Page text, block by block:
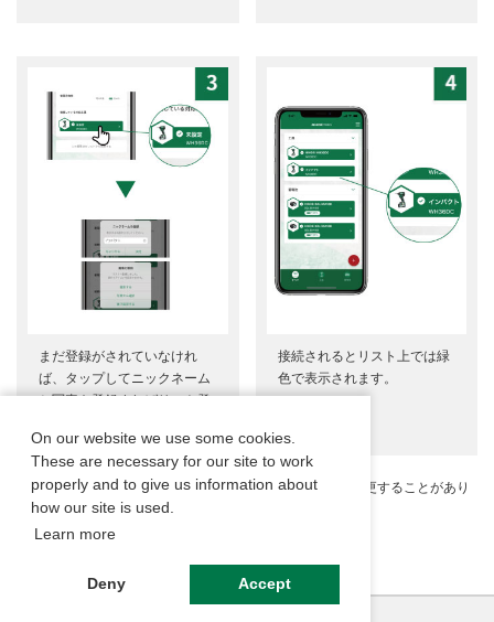
まだ登録がされていなけれ
ば、タップしてニックネーム
と写真を登録すればリスト登
接続されるとリスト上では緑
色で表示されます。
アプリ画面はバージョン1.2.0のものです。予告なしに変更することがあり
ます。
On our website we use some cookies.
These are necessary for our site to work
properly and to give us information about
how our site is used.
Learn more
Deny Accept